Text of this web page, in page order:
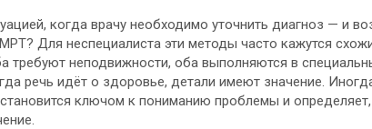
когда врачу необходимо уточнить диагноз — и
Для неспециалиста эти методы часто кажутся
требуют неподвижности, оба выполняются в
речь идёт о здоровье, детали имеют значение.
ключом к пониманию проблемы и определяет,